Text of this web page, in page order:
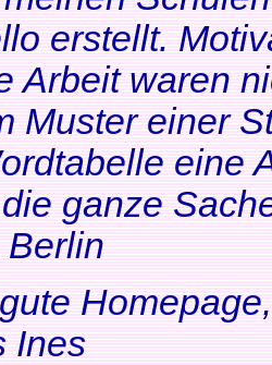
erstellt.
Arbeit waren
Muster einer
eine
ganze
Berlin
Ines